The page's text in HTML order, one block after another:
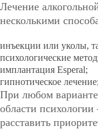
Лечение
несколькими
инъекции или уколы,
психологические
имплантация Esperal;
гипнотическое лечение;
При любом варианте
области
расставить